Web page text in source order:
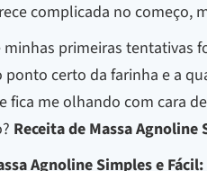
complicada no começo,
minhas primeiras tentativas
certo da farinha e a
fica me olhando com cara
Receita de Massa Agnoline
Agnoline Simples e